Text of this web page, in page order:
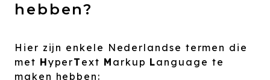
hebben?
Hier zijn enkele Nederlandse termen die
met HyperT ext M arkup Language te
maken hebben: